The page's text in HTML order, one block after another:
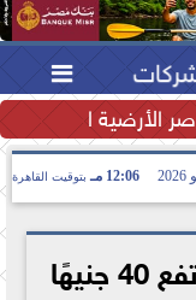

الأرضية النادرة
12:06 مـ بتوقيت القاهرة
أسعار الذهب في مصر ترتفع 40 جنيهًا